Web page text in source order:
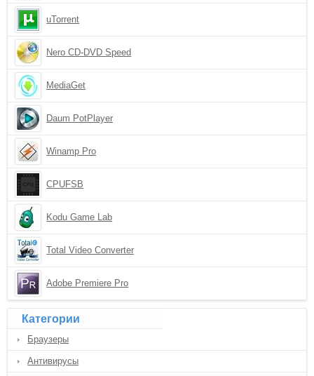
uTorrent
Nero CD-DVD Speed
MediaGet
Daum PotPlayer
Winamp Pro
CPUFSB
Kodu Game Lab
Total Video Converter
Adobe Premiere Pro
Категории
Браузеры
Антивирусы